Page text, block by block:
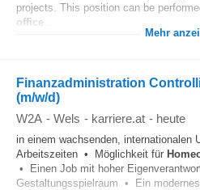
projects. This position can be
office
Mehr
Finanzadministration
(m/w/d)
W2A - Wels - karriere.at - heute
in einem wachsenden,
Arbeitszeiten • Möglichkeit für
• Einen Job mit hoher
Gestaltungsspielraum • Ein